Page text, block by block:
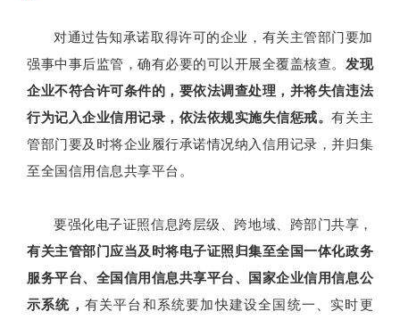
对通过告知承诺取得许可的企业，有关主管部门要加
强事中事后监管，确有必要的可以开展全覆盖核查。 发现
企业不符合许可条件的，要依法调查处理，并将失信违法
行为记入企业信用记录，依法依规实施失信惩戒。有关主
管部门要及时将企业履行承诺情况纳入信用记录，并归集
至全国信用信息共享平台。
要强化电子证照信息跨层级、跨地域、跨部门共享，
有关主管部门应当及时将电子证照归集至全国一体化政务
服务平台、全国信用信息共享平台、国家企业信用信息公
示系统， 有关平台和系统要加快建设全国统一、实时更